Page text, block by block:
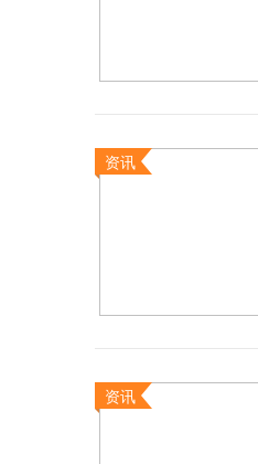
资讯
资讯